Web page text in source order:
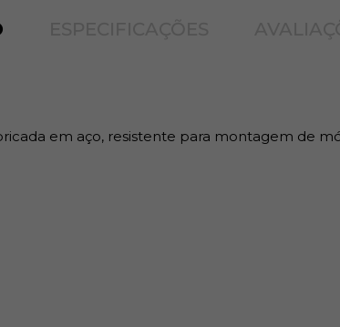
em aço, resistente para montagem de